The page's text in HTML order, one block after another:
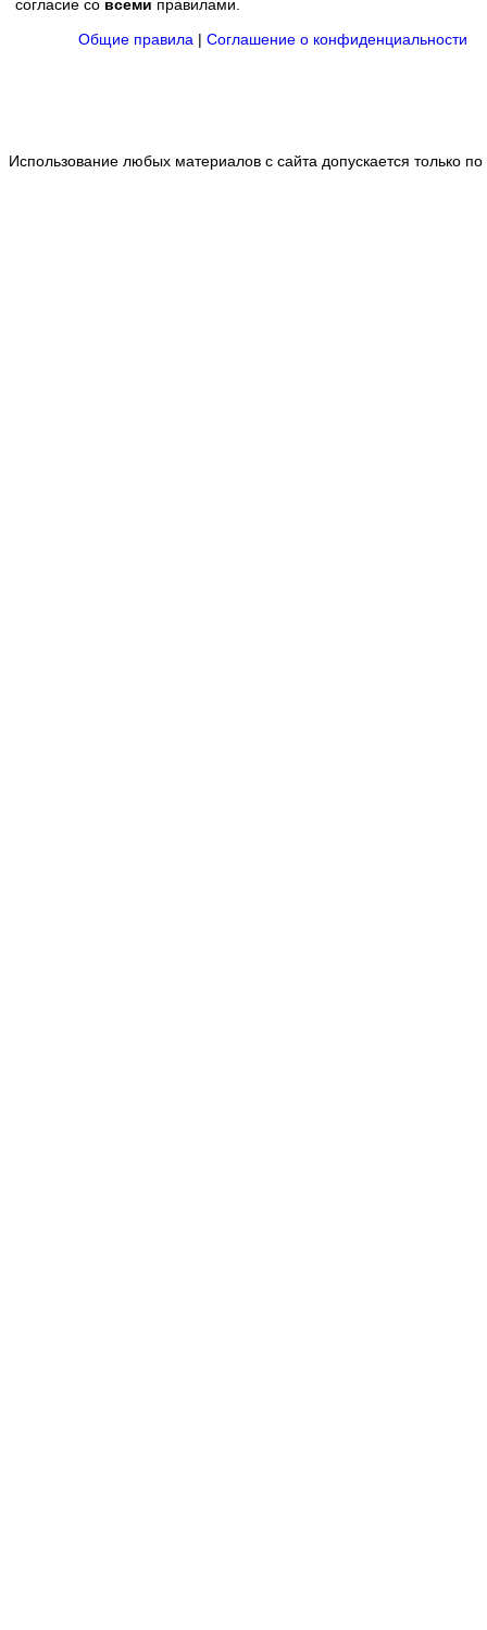
согласие со всеми правилами.
Общие правила | Соглашение о конфиденциальности
Использование любых материалов с сайта допускается только